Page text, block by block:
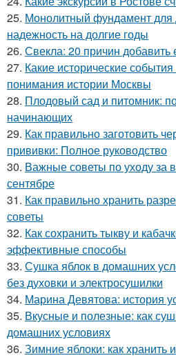
25. Монолитный фундамент для
надежность на долгие годы
26. Свекла: 20 причин добавить
27. Какие исторические
понимания истории Москвы
28. Плодовый сад и питомник:
начинающих
29. Как правильно заготовить
прививки: Полное руководство
30. Важные советы по уходу за
сентябре
31. Как правильно хранить
советы
32. Как сохранить тыкву и
эффективные способы
33. Сушка яблок в домашних
без духовки и электросушилки
34. Марина Девятова: история
35. Вкусные и полезные: как
домашних условиях
36. Зимние яблоки: как хранить